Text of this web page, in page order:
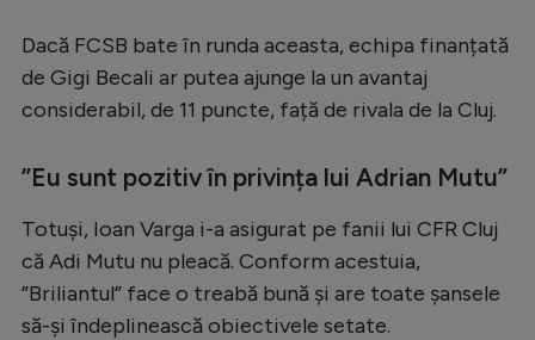
Campionate
Starurile fotbalului
Clasamente
Dacă FCSB bate în runda aceasta, echipa finanțată
de Gigi Becali ar putea ajunge la un avantaj
considerabil, de 11 puncte, față de rivala de la Cluj.
”Eu sunt pozitiv în privința lui Adrian Mutu”
Totuși, Ioan Varga i-a asigurat pe fanii lui CFR Cluj
că Adi Mutu nu pleacă. Conform acestuia,
”Briliantul” face o treabă bună și are toate șansele
să-și îndeplinească obiectivele setate.